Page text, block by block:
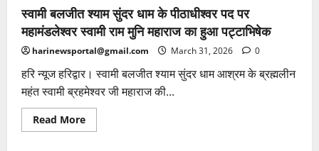
स्वामी बलजीत श्याम सुंदर धाम के पीठाधीश्वर पद पर
महामंडलेश्वर स्वामी राम मुनि महाराज का हुआ पट्टाभिषेक
harinewsportal@gmail.com March 31, 2026 0
हरि न्यूज हरिद्वार। स्वामी बलजीत श्याम सुंदर धाम आश्रम के ब्रह्मलीन
महंत स्वामी ब्रहमेश्वर जी महाराज की...
Read MoreRead
more